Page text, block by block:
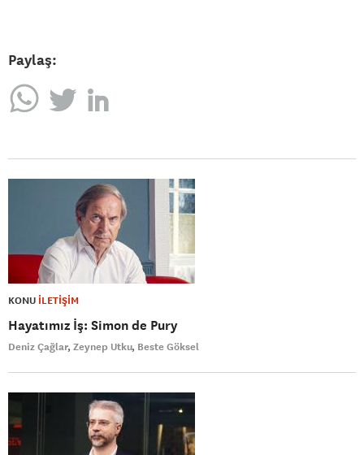
Paylaş:
KONU İLETİŞİM
Hayatımız İş: Simon de Pury
Deniz Çağlar Zeynep Utku Beste Göksel